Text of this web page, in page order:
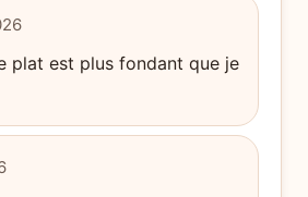
plat est plus fondant que je